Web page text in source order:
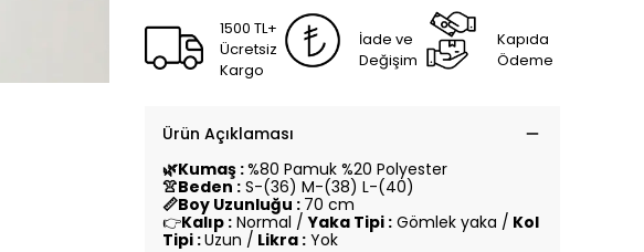
1500 TL+
Ücretsiz
Kargo
İade ve
Değişim
Kapıda
Ödeme
Ürün Açıklaması
🌿Kumaş :%80 Pamuk %20 Polyester
👚Beden : S-(36) M-(38) L-(40)
📏Boy Uzunluğu : 70 cm
👉Kalıp : Normal /Yaka Tipi : Gömlek yaka / Kol
Tipi :Uzun / Likra : Yok